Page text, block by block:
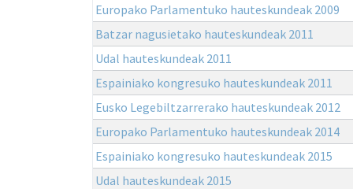
Europako Parlamentuko hauteskundeak 2009
Batzar nagusietako hauteskundeak 2011
Udal hauteskundeak 2011
Espainiako kongresuko hauteskundeak 2011
Eusko Legebiltzarrerako hauteskundeak 2012
Europako Parlamentuko hauteskundeak 2014
Espainiako kongresuko hauteskundeak 2015
Udal hauteskundeak 2015